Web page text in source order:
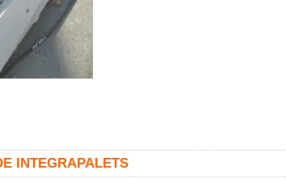
INTEGRAPALETS